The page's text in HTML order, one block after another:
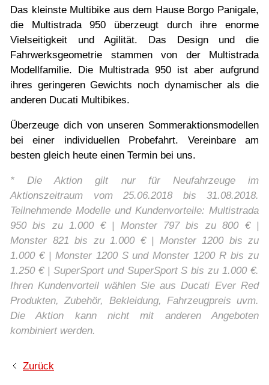
Das kleinste Multibike aus dem Hause Borgo Panigale,
die Multistrada 950 überzeugt durch ihre enorme
Vielseitigkeit und Agilität. Das Design und die
Fahrwerksgeometrie stammen von der Multistrada
Modellfamilie. Die Multistrada 950 ist aber aufgrund
ihres geringeren Gewichts noch dynamischer als die
anderen Ducati Multibikes.
Überzeuge dich von unseren Sommeraktionsmodellen
bei einer individuellen Probefahrt. Vereinbare am
besten gleich heute einen Termin bei uns.
* Die Aktion gilt nur für Neufahrzeuge im
Aktionszeitraum vom 25.06.2018 bis 31.08.2018.
Teilnehmende Modelle und Kundenvorteile: Multistrada
950 bis zu 1.000 € | Monster 797 bis zu 800 € |
Monster 821 bis zu 1.000 € | Monster 1200 bis zu
1.000 € | Monster 1200 S und Monster 1200 R bis zu
1.250 € | SuperSport und SuperSport S bis zu 1.000 €.
Ihren Kundenvorteil wählen Sie aus Ducati Ever Red
Produkten, Zubehör, Bekleidung, Fahrzeugpreis uvm.
Die Aktion kann nicht mit anderen Angeboten
kombiniert werden.
Zurück